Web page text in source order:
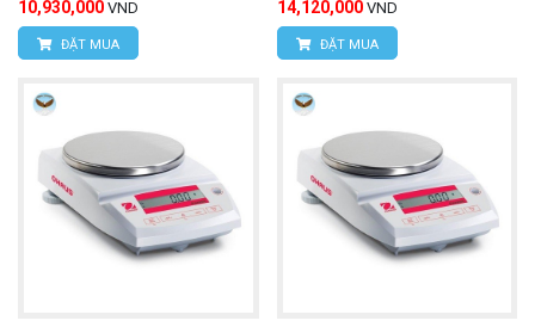
10,930,000 VND
ĐẶT MUA
14,120,000 VND
ĐẶT MUA